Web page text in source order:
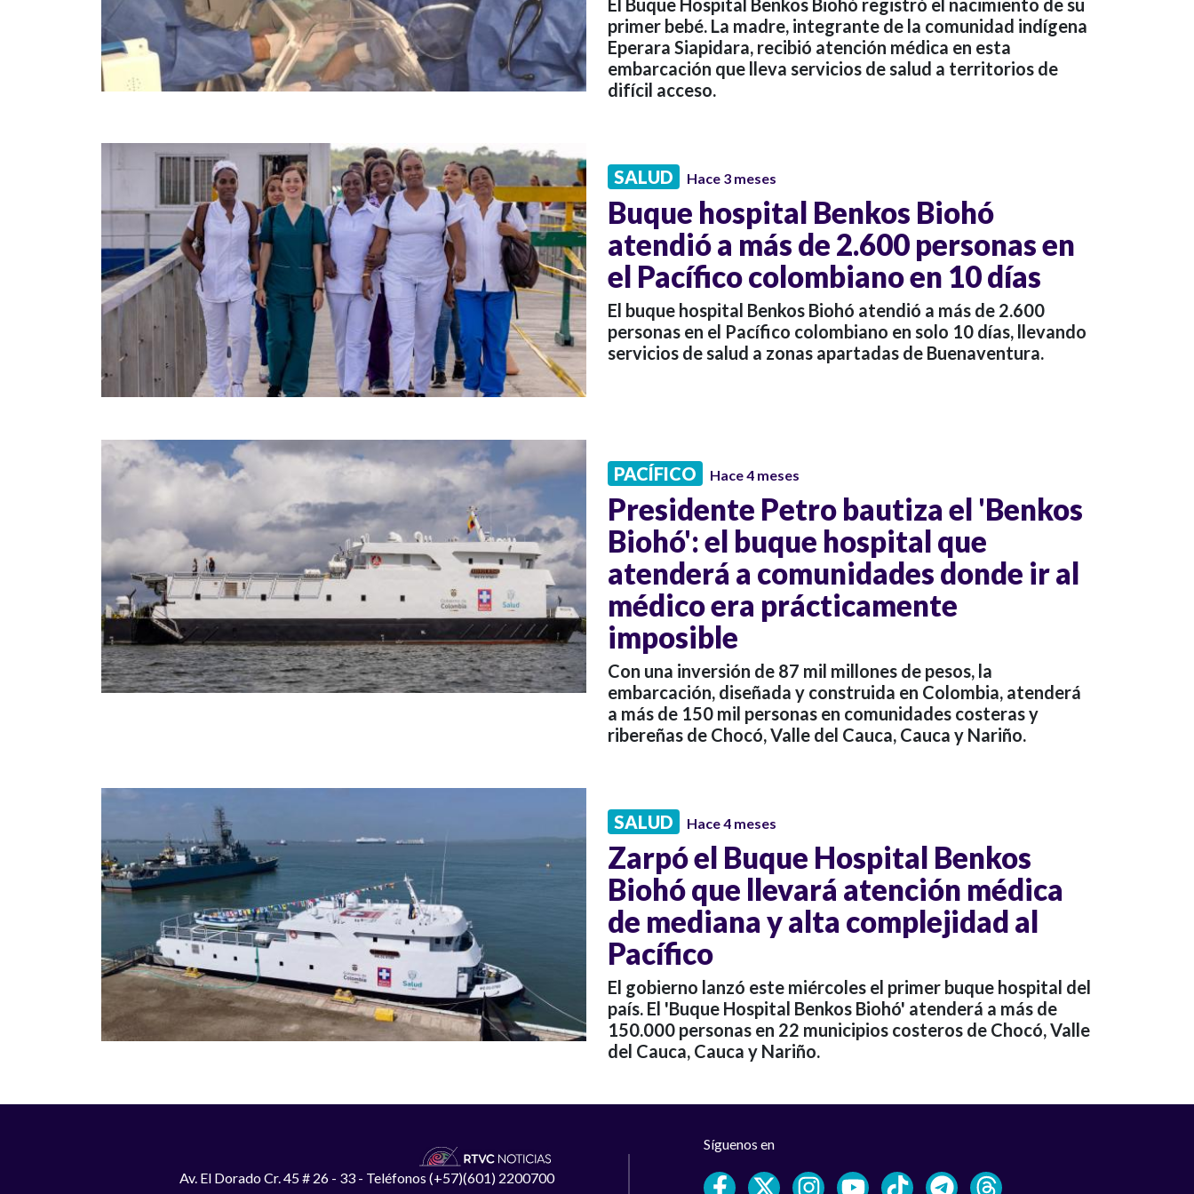
El Buque Hospital Benkos Biohó registró el nacimiento de su
primer bebé. La madre, integrante de la comunidad indígena
Eperara Siapidara, recibió atención médica en esta
embarcación que lleva servicios de salud a territorios de
difícil acceso.
SALUD Hace 3 meses
Buque hospital Benkos Biohó
atendió a más de 2.600 personas en
el Pacífico colombiano en 10 días
El buque hospital Benkos Biohó atendió a más de 2.600
personas en el Pacífico colombiano en solo 10 días, llevando
servicios de salud a zonas apartadas de Buenaventura.
PACÍFICO Hace 4 meses
Presidente Petro bautiza el 'Benkos
Biohó': el buque hospital que
atenderá a comunidades donde ir al
médico era prácticamente
imposible
Con una inversión de 87 mil millones de pesos, la
embarcación, diseñada y construida en Colombia, atenderá
a más de 150 mil personas en comunidades costeras y
ribereñas de Chocó, Valle del Cauca, Cauca y Nariño.
SALUD Hace 4 meses
Zarpó el Buque Hospital Benkos
Biohó que llevará atención médica
de mediana y alta complejidad al
Pacífico
El gobierno lanzó este miércoles el primer buque hospital del
país. El 'Buque Hospital Benkos Biohó' atenderá a más de
150.000 personas en 22 municipios costeros de Chocó, Valle
del Cauca, Cauca y Nariño.
Av. El Dorado Cr. 45 # 26 - 33 - Teléfonos (+57)(601) 2200700
Síguenos en